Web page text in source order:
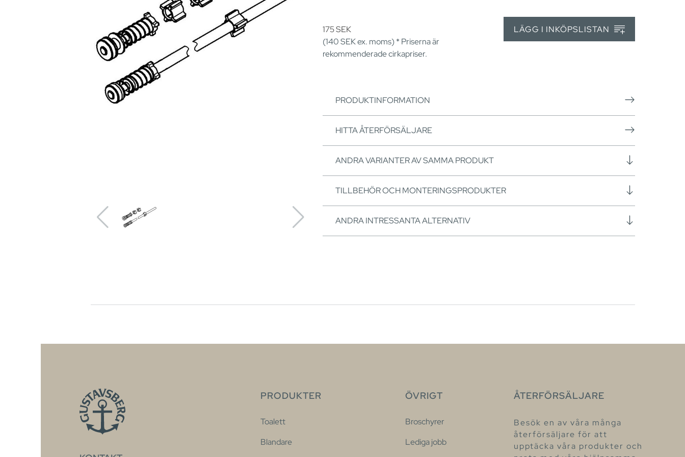
175SEK
(140SEKex. moms) * Priserna är
rekommenderade cirkapriser.
LÄGG I INKÖPSLISTAN
PRODUKTINFORMATION
HITTA ÅTERFÖRSÄLJARE
ANDRA VARIANTER AV SAMMA PRODUKT
TILLBEHÖR OCH MONTERINGSPRODUKTER
ANDRA INTRESSANTA ALTERNATIV
PRODUKTER
Toalett
Blandare
ÖVRIGT
Broschyrer
Lediga jobb
ÅTERFÖRSÄLJARE
Besök en av våra många
återförsäljare för att
upptäcka våra produkter och